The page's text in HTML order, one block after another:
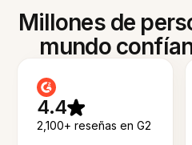
Millones de
mundo
4.4
2,100+ reseñas en G2